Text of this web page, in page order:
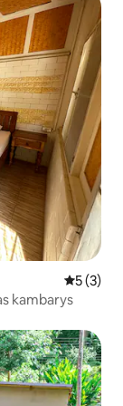
Vidutinis
5 (3)
kambarys